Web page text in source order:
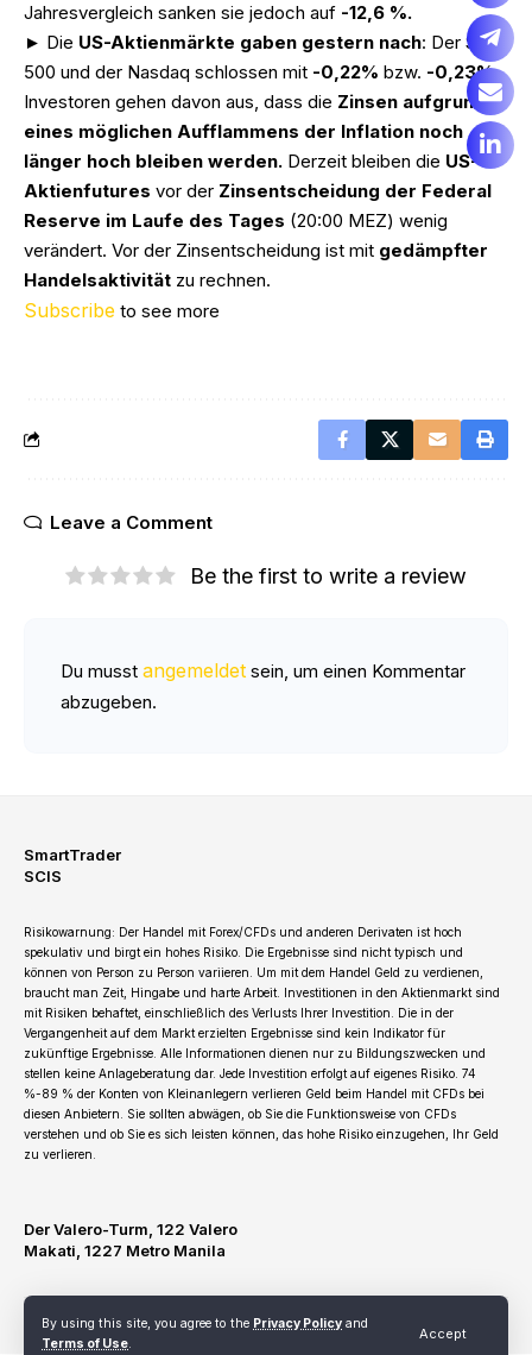
By using this site, you agree to the Privacy Policy and
Terms of Use.
Accept
Jahresvergleich sanken sie jedoch auf -12,6 %.
► Die US-Aktienmärkte gaben gestern nach: Der S&P
500 und der Nasdaq schlossen mit -0,22% bzw. -0,23%.
Investoren gehen davon aus, dass die Zinsen aufgrund
eines möglichen Aufflammens der Inflation noch
länger hoch bleiben werden. Derzeit bleiben die US-
Aktienfutures vor der Zinsentscheidung der Federal
Reserve im Laufe des Tages (20:00 MEZ) wenig
verändert. Vor der Zinsentscheidung ist mit gedämpfter
Handelsaktivität zu rechnen.
Subscribe to see more
Leave a Comment
Be the first to write a review
Du musst angemeldet sein, um einen Kommentar
abzugeben.
SmartTrader
SCIS
Risikowarnung: Der Handel mit Forex/CFDs und anderen Derivaten ist hoch
spekulativ und birgt ein hohes Risiko. Die Ergebnisse sind nicht typisch und
können von Person zu Person variieren. Um mit dem Handel Geld zu verdienen,
braucht man Zeit, Hingabe und harte Arbeit. Investitionen in den Aktienmarkt sind
mit Risiken behaftet, einschließlich des Verlusts Ihrer Investition. Die in der
Vergangenheit auf dem Markt erzielten Ergebnisse sind kein Indikator für
zukünftige Ergebnisse. Alle Informationen dienen nur zu Bildungszwecken und
stellen keine Anlageberatung dar. Jede Investition erfolgt auf eigenes Risiko. 74
%-89 % der Konten von Kleinanlegern verlieren Geld beim Handel mit CFDs bei
diesen Anbietern. Sie sollten abwägen, ob Sie die Funktionsweise von CFDs
verstehen und ob Sie es sich leisten können, das hohe Risiko einzugehen, Ihr Geld
zu verlieren.
Der Valero-Turm, 122 Valero
Makati, 1227 Metro Manila
Terms of Use Privacy Policy Refund and Cancellation Policy